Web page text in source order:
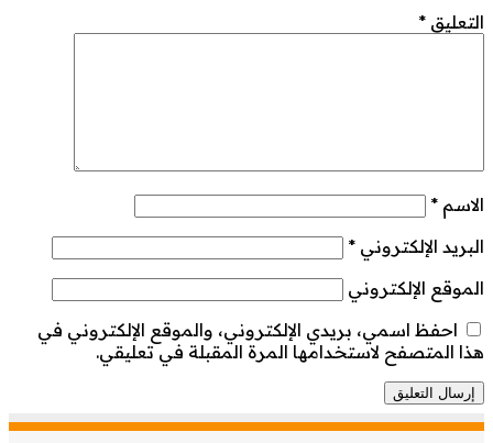
التعليق *
الاسم *
البريد الإلكتروني *
الموقع الإلكتروني
احفظ اسمي، بريدي الإلكتروني، والموقع الإلكتروني في
هذا المتصفح لاستخدامها المرة المقبلة في تعليقي.